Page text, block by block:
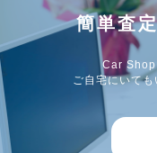
簡単査
Car Shop
ご自宅にいて